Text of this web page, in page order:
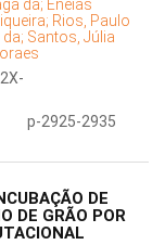
da; Eneias
Rios, Paulo
Santos, Júlia
p-2925-2935
DE
DE GRÃO POR